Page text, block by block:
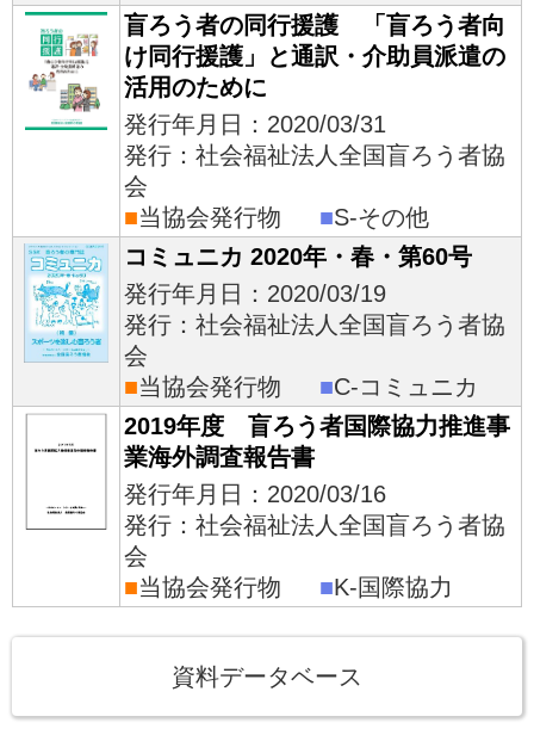
盲ろう者の同行援護 「盲ろう者向
け同行援護」と通訳・介助員派遣の
活用のために
発行年月日：2020/03/31
発行：社会福祉法人全国盲ろう者協
会
■当協会発行物 ■S-その他
コミュニカ 2020年・春・第60号
発行年月日：2020/03/19
発行：社会福祉法人全国盲ろう者協
会
■当協会発行物 ■C-コミュニカ
2019年度 盲ろう者国際協力推進事
業海外調査報告書
発行年月日：2020/03/16
発行：社会福祉法人全国盲ろう者協
会
■当協会発行物 ■K-国際協力
資料データベース